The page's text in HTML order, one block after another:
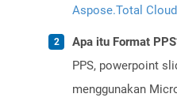
Aspose.Total
Apa itu Format
PPS, powerpoint
menggunakan